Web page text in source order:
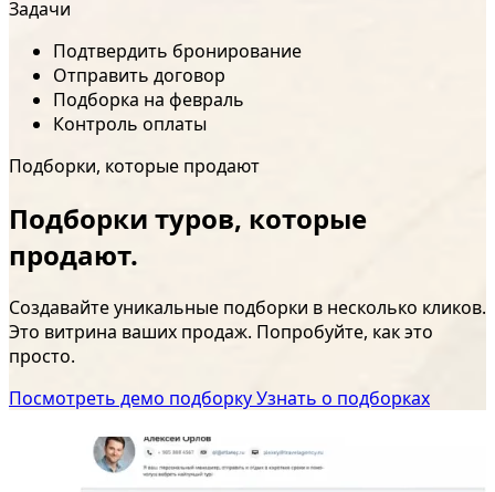
Задачи
Подтвердить бронирование
Отправить договор
Подборка на февраль
Контроль оплаты
Подборки, которые продают
Подборки туров, которые
продают.
Создавайте уникальные подборки в несколько кликов.
Это витрина ваших продаж. Попробуйте, как это
просто.
Посмотреть демо подборкуУзнать о подборках